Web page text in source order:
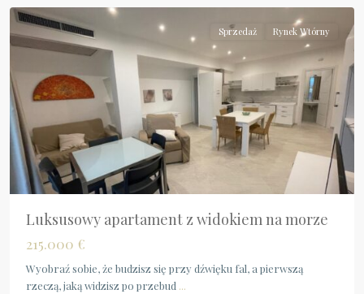
Sprzedaż Rynek Wtórny
Luksusowy apartament z widokiem na morze
215.000 €
Wyobraź sobie, że budzisz się przy dźwięku fal, a pierwszą
rzeczą, jaką widzisz po przebud ...